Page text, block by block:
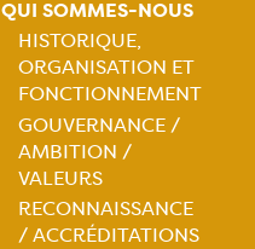
QUI SOMMES-NOUS
Navigation
principale
HISTORIQUE,
ORGANISATION ET
FONCTIONNEMENT
GOUVERNANCE /
AMBITION /
VALEURS
RECONNAISSANCE
/ ACCRÉDITATIONS